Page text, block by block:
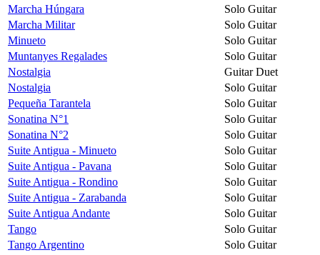
Marcha Húngara
Solo Guitar
Marcha Militar
Solo Guitar
Minueto
Solo Guitar
Muntanyes Regalades
Solo Guitar
Nostalgia
Guitar Duet
Nostalgia
Solo Guitar
Pequeña Tarantela
Solo Guitar
Sonatina N°1
Solo Guitar
Sonatina N°2
Solo Guitar
Suite Antigua - Minueto
Solo Guitar
Suite Antigua - Pavana
Solo Guitar
Suite Antigua - Rondino
Solo Guitar
Suite Antigua - Zarabanda
Solo Guitar
Suite Antigua Andante
Solo Guitar
Tango
Solo Guitar
Tango Argentino
Solo Guitar